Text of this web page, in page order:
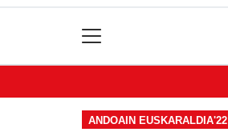
ANDOAIN EUSKARALDIA'22